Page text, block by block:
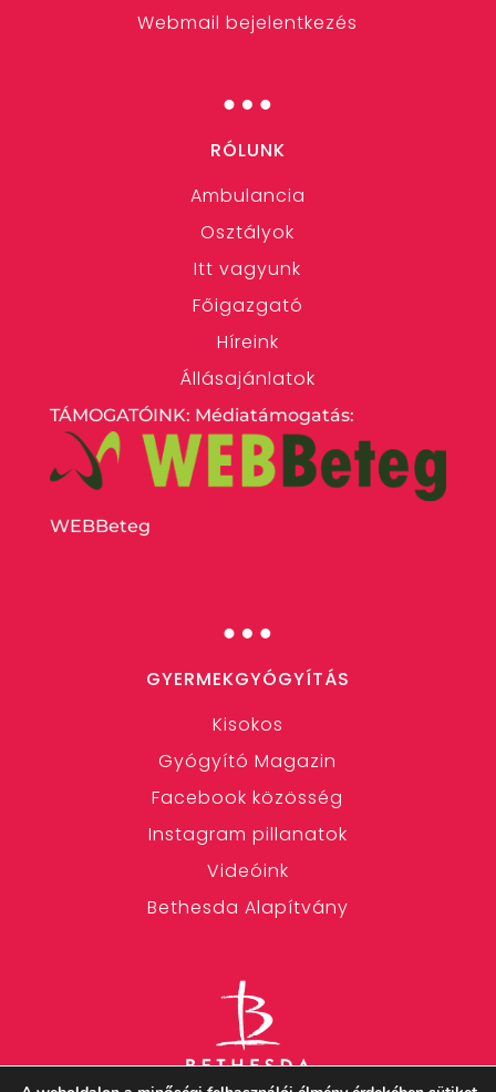
Webmail bejelentkezés
…
RÓLUNK
Ambulancia
Osztályok
Itt vagyunk
Főigazgató
Híreink
Állásajánlatok
TÁMOGATÓINK: Médiatámogatás:
WEBBeteg
…
GYERMEKGYÓGYÍTÁS
Kisokos
Gyógyító Magazin
Facebook közösség
Instagram pillanatok
Videóink
Bethesda Alapítvány